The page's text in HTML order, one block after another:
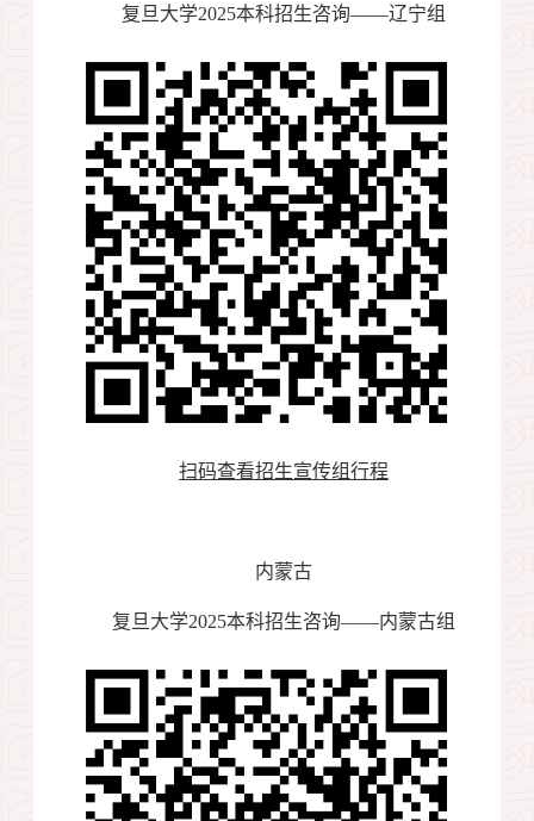
复旦大学2025本科招生咨询——辽宁组
扫码查看招生宣传组行程
内蒙古
复旦大学2025本科招生咨询——内蒙古组